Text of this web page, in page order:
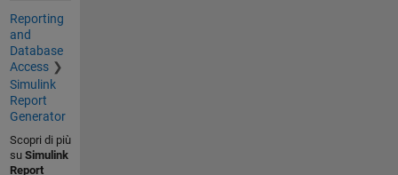
Reporting
and
Database
Access
Simulink
Report
Generator
Scopri di più
su Simulink
Report